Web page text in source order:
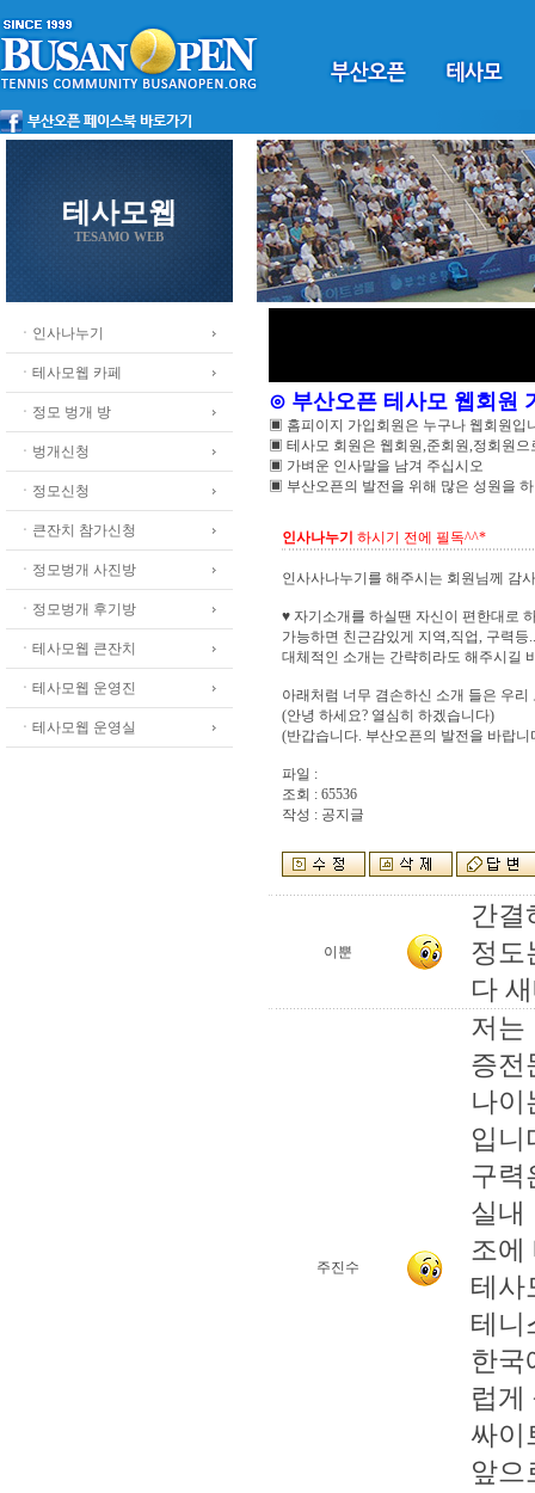
테사모웹
TESAMO WEB
ㆍ인사나누기
ㆍ테사모웹 카페
ㆍ정모 벙개 방
ㆍ벙개신청
ㆍ정모신청
ㆍ큰잔치 참가신청
ㆍ정모벙개 사진방
ㆍ정모벙개 후기방
ㆍ테사모웹 큰잔치
ㆍ테사모웹 운영진
ㆍ테사모웹 운영실
⊙ 부산오픈 테사모 웹회원
▣ 홈피이지 가입회원은 누구나 웹회원입
▣ 테사모 회원은 웹회원,준회원,정회원으
▣ 가벼운 인사말을 남겨 주십시오
▣ 부산오픈의 발전을 위해 많은 성원을
인사나누기 하시기 전에 필독^^*
인사사나누기를 해주시는 회원님께 감
♥ 자기소개를 하실땐 자신이 편한대로
가능하면 친근감있게 지역,직업, 구력등
대체적인 소개는 간략히라도 해주시길
아래처럼 너무 겸손하신 소개 들은 우
(안녕 하세요? 열심히 하겠습니다)
(반갑습니다. 부산오픈의 발전을 바랍니
파일 :
조회 : 65536
작성 : 공지글
이뿐
간결
정도
다
주진수
저는
증전
나이
입니
구력
실내
조에
테사
테니
한국
럽게
싸이
앞으